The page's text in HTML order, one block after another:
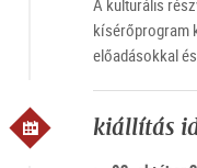
A kulturális
kísérőprogram
előadásokkal
kiállítás